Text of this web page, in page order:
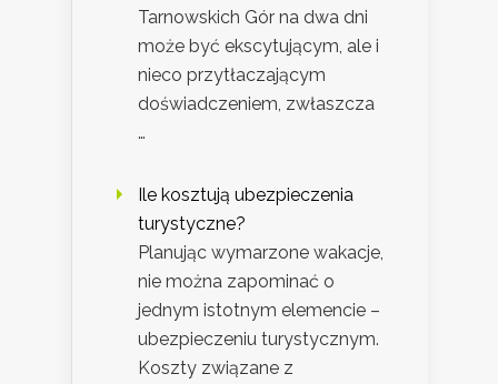
Tarnowskich Gór na dwa dni
może być ekscytującym, ale i
nieco przytłaczającym
doświadczeniem, zwłaszcza
…
Ile kosztują ubezpieczenia
turystyczne?
Planując wymarzone wakacje,
nie można zapominać o
jednym istotnym elemencie –
ubezpieczeniu turystycznym.
Koszty związane z